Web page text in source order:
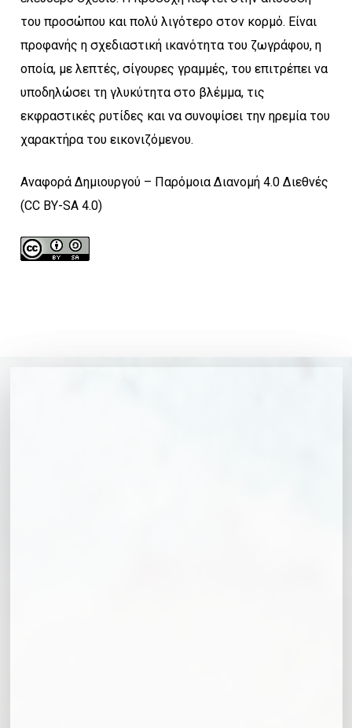
του προσώπου και πολύ λιγότερο στον κορμό. Είναι
προφανής η σχεδιαστική ικανότητα του ζωγράφου, η
οποία, με λεπτές, σίγουρες γραμμές, του επιτρέπει να
υποδηλώσει τη γλυκύτητα στο βλέμμα, τις
εκφραστικές ρυτίδες και να συνοψίσει την ηρεμία του
χαρακτήρα του εικονιζόμενου.
Αναφορά Δημιουργού – Παρόμοια Διανομή 4.0 Διεθνές
(CC BY-SA 4.0)